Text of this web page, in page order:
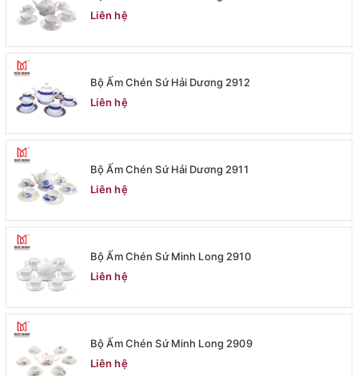
Liên hệ
Bộ Ấm Chén Sứ Hải Dương 2912
Liên hệ
Bộ Ấm Chén Sứ Hải Dương 2911
Liên hệ
Bộ Ấm Chén Sứ Minh Long 2910
Liên hệ
Bộ Ấm Chén Sứ Minh Long 2909
Liên hệ